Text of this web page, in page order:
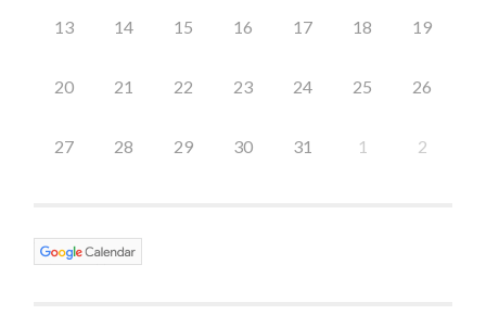
13 14 15 16 17 18 19
20 21 22 23 24 25 26
27 28 29 30 31 1 2